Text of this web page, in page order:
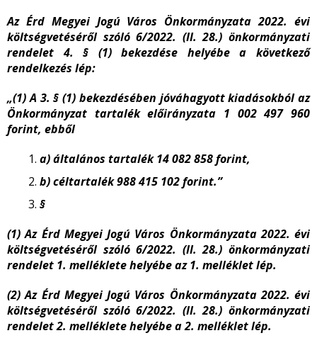
Az Érd Megyei Jogú Város Önkormányzata 2022. évi
költségvetéséről szóló 6/2022. (II. 28.) önkormányzati
rendelet 4. § (1) bekezdése helyébe a következő
rendelkezés lép:
„(1) A 3. § (1) bekezdésében jóváhagyott kiadásokból az
Önkormányzat tartalék előirányzata 1 002 497 960
forint, ebből
a) általános tartalék 14 082 858 forint,
b) céltartalék 988 415 102 forint.”
§
(1) Az Érd Megyei Jogú Város Önkormányzata 2022. évi
költségvetéséről szóló 6/2022. (II. 28.) önkormányzati
rendelet 1. melléklete helyébe az 1. melléklet lép.
(2) Az Érd Megyei Jogú Város Önkormányzata 2022. évi
költségvetéséről szóló 6/2022. (II. 28.) önkormányzati
rendelet 2. melléklete helyébe a 2. melléklet lép.